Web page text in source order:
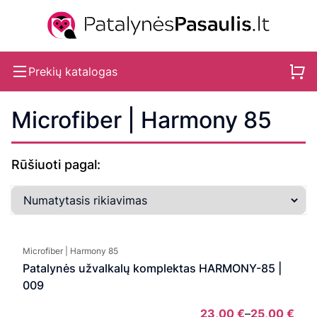
Prekių katalogas
Microfiber | Harmony 85
Rūšiuoti pagal:
Microfiber | Harmony 85
Patalynės užvalkalų komplektas HARMONY-85 |
009
23,00 €–25,00 €